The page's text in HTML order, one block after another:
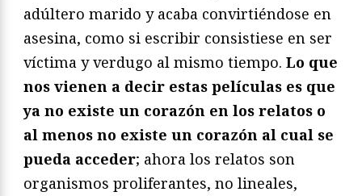
adúltero marido y acaba convirtiéndose en
asesina, como si escribir consistiese en ser
víctima y verdugo al mismo tiempo. Lo que
nos vienen a decir estas películas es que
ya no existe un corazón en los relatos o
al menos no existe un corazón al cual se
pueda acceder; ahora los relatos son
organismos proliferantes, no lineales,